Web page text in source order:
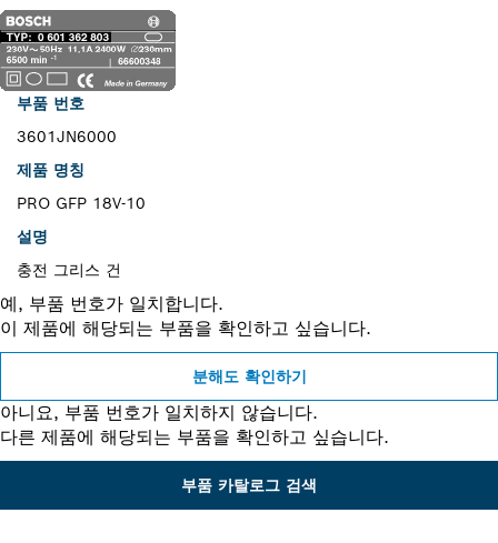
부품 번호
3601JN6000
제품 명칭
PRO GFP 18V-10
설명
충전 그리스 건
예, 부품 번호가 일치합니다.
이 제품에 해당되는 부품을 확인하고 싶습니다.
분해도 확인하기
아니요, 부품 번호가 일치하지 않습니다.
다른 제품에 해당되는 부품을 확인하고 싶습니다.
부품 카탈로그 검색